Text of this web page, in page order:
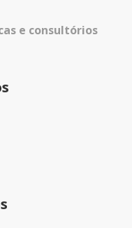
e consultórios